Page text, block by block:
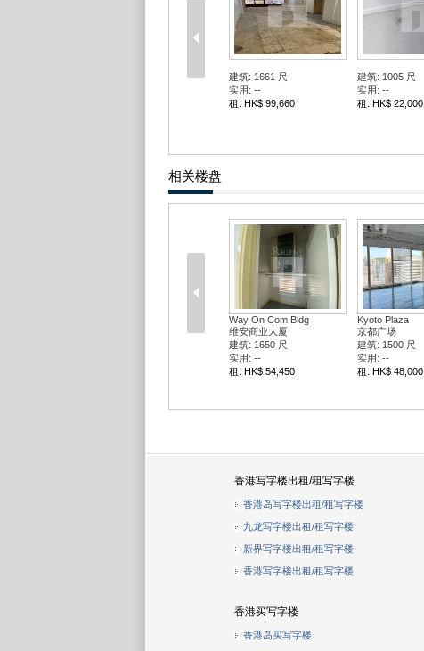
建筑: 1661 尺
实用: --
租: HK$ 99,660
建筑: 1005 尺
实用: --
租: HK$ 22,000
相关楼盘
Way On Com Bldg
维安商业大厦
建筑: 1650 尺
实用: --
租: HK$ 54,450
Kyoto Plaza
京都广场
建筑: 1500 尺
实用: --
租: HK$ 48,000
香港写字楼出租/租写字楼
香港岛写字楼出租/租写字楼
九龙写字楼出租/租写字楼
新界写字楼出租/租写字楼
香港写字楼出租/租写字楼
香港买写字楼
香港岛买写字楼